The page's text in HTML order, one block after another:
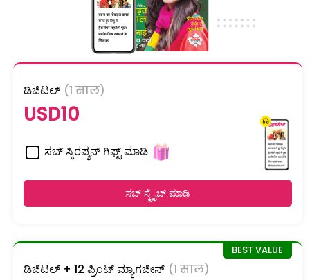
ಡಿಜಿಟಲ್ (1 साल)
USD10
ಸಬ್ ಸ್ಕಿರಪ್ಶನ್ ಗಿಫ್ಟ್ ಮಾಡಿ
ಸಬ್ ಸ್ಕ್ರೈಬ್ ಮಾಡಿ
ಡಿಜಿಟಲ್ + 12 ಪ್ರಿಂಟ್ ಮ್ಯಾಗಜೀನ್ (1 साल)